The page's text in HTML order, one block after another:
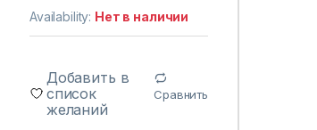
Availability: Нет в наличии
Добавить в
список
желаний
Сравнить